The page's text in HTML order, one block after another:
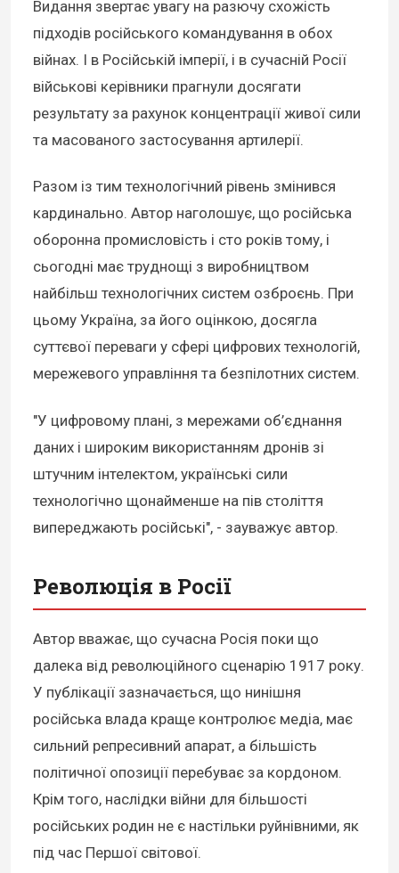
Видання звертає увагу на разючу схожість
підходів російського командування в обох
війнах. І в Російській імперії, і в сучасній Росії
військові керівники прагнули досягати
результату за рахунок концентрації живої сили
та масованого застосування артилерії.
Разом із тим технологічний рівень змінився
кардинально. Автор наголошує, що російська
оборонна промисловість і сто років тому, і
сьогодні має труднощі з виробництвом
найбільш технологічних систем озброєнь. При
цьому Україна, за його оцінкою, досягла
суттєвої переваги у сфері цифрових технологій,
мережевого управління та безпілотних систем.
"У цифровому плані, з мережами об’єднання
даних і широким використанням дронів зі
штучним інтелектом, українські сили
технологічно щонайменше на пів століття
випереджають російські", - зауважує автор.
Революція в Росії
Автор вважає, що сучасна Росія поки що
далека від революційного сценарію 1917 року.
У публікації зазначається, що нинішня
російська влада краще контролює медіа, має
сильний репресивний апарат, а більшість
політичної опозиції перебуває за кордоном.
Крім того, наслідки війни для більшості
російських родин не є настільки руйнівними, як
під час Першої світової.